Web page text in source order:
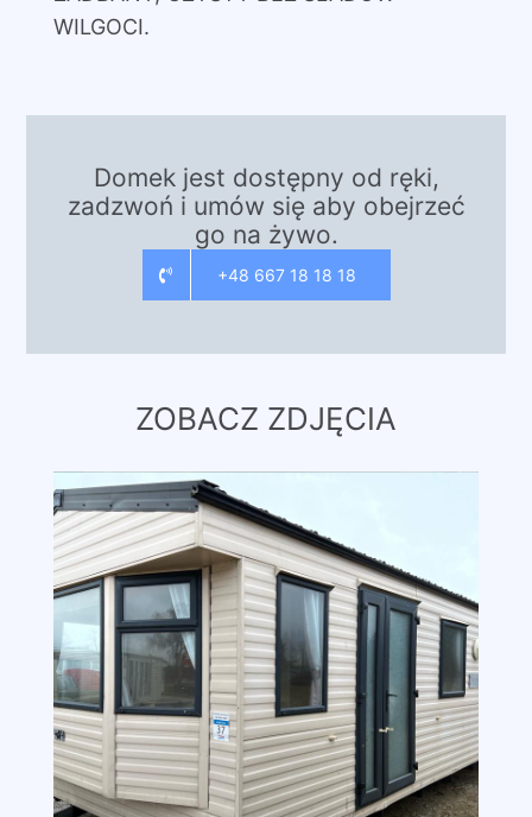
WILGOCI.
Domek jest dostępny od ręki,
zadzwoń i umów się aby obejrzeć
go na żywo.
+48 667 18 18 18
ZOBACZ ZDJĘCIA